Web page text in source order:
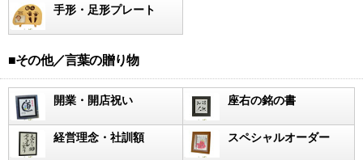
手形・足形プレート
■その他／言葉の贈り物
開業・開店祝い 座右の銘の書
経営理念・社訓額 スペシャルオーダー